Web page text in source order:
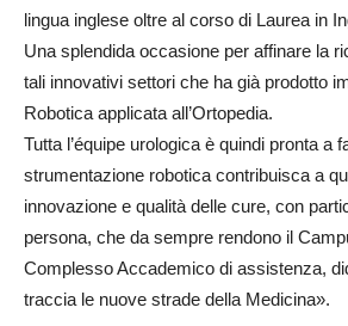
lingua inglese oltre al corso di Laurea in
Una splendida occasione per affinare la
tali innovativi settori che ha già prodotto
Robotica applicata all’Ortopedia.
Tutta l’équipe urologica è quindi pronta a
strumentazione robotica contribuisca a
innovazione e qualità delle cure, con
persona, che da sempre rendono il
Complesso Accademico di assistenza,
traccia le nuove strade della Medicina».